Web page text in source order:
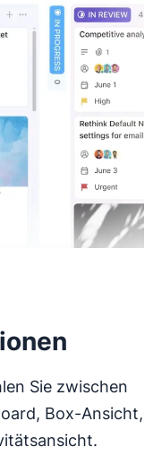
Sie zwischen
Box-Ansicht,